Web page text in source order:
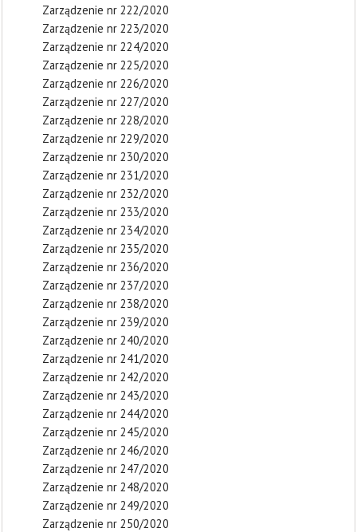
Zarządzenie nr 222/2020
Zarządzenie nr 223/2020
Zarządzenie nr 224/2020
Zarządzenie nr 225/2020
Zarządzenie nr 226/2020
Zarządzenie nr 227/2020
Zarządzenie nr 228/2020
Zarządzenie nr 229/2020
Zarządzenie nr 230/2020
Zarządzenie nr 231/2020
Zarządzenie nr 232/2020
Zarządzenie nr 233/2020
Zarządzenie nr 234/2020
Zarządzenie nr 235/2020
Zarządzenie nr 236/2020
Zarządzenie nr 237/2020
Zarządzenie nr 238/2020
Zarządzenie nr 239/2020
Zarządzenie nr 240/2020
Zarządzenie nr 241/2020
Zarządzenie nr 242/2020
Zarządzenie nr 243/2020
Zarządzenie nr 244/2020
Zarządzenie nr 245/2020
Zarządzenie nr 246/2020
Zarządzenie nr 247/2020
Zarządzenie nr 248/2020
Zarządzenie nr 249/2020
Zarządzenie nr 250/2020